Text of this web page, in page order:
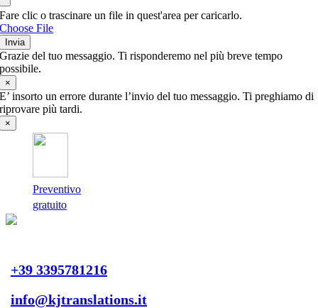
Fare clic o trascinare un file in quest'area per caricarlo.
Choose File
Invia
Grazie del tuo messaggio. Ti risponderemo nel più breve tempo
possibile.
×
E’ insorto un errore durante l’invio del tuo messaggio. Ti preghiamo di
riprovare più tardi.
×
Preventivo
gratuito
+39 3395781216
info@kjtranslations.it